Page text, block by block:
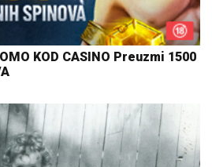
KOD CASINO Preuzmi 1500